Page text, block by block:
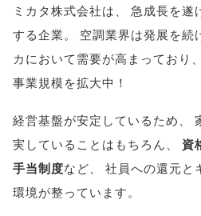
ミカタ株式会社は
急成長を遂
する企業。
空調業界は発展を続
カにおいて需要が高まっており
事業規模を拡大中！
経営基盤が安定しているため
実していることはもちろん
資
手当制度など
社員への還元と
環境が整っています。